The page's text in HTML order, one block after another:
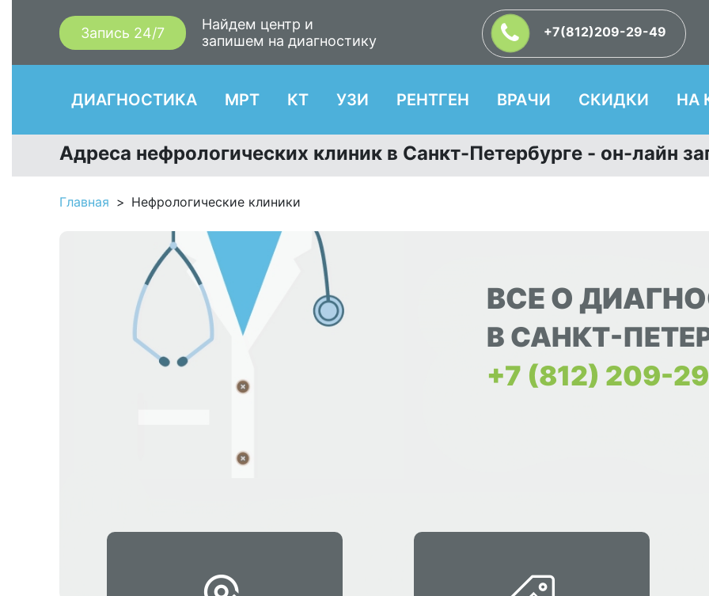
Запись 24/7
Найдем центр и
запишем на диагностику
+7(812)209-29-49
ДИАГНОСТИКА МРТ КТ УЗИ РЕНТГЕН ВРАЧИ СКИДКИ НА
Адреса нефрологических клиник в Санкт-Петербурге - он-лайн
Главная Нефрологические клиники
ВСЕ О
В САНКТ-
+7 (812) 209-